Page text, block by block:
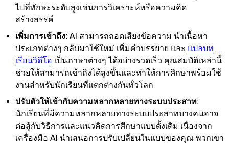
ไปที่ทักษะระดับสูงเช่นการวิเคราะห์หรือความคิด
สร้างสรรค์
เพิ่มการเข้าถึง: AI สามารถถอดเสียงข้อความ นําเนื้อหา
ประเภทต่างๆ กลับมาใช้ใหม่ เพิ่มคําบรรยาย และ แปลบท
เรียนวิดีโอ เป็นภาษาต่างๆ ได้อย่างรวดเร็ว คุณสมบัติเหล่านี้
ช่วยให้สามารถเข้าถึงได้สูงขึ้นและทําให้การศึกษาพร้อมใช้
งานสําหรับนักเรียนที่แตกต่างกันทั่วโลก
ปรับตัวให้เข้ากับความหลากหลายทางระบบประสาท:
นักเรียนที่มีความหลากหลายทางระบบประสาทบางคนอาจ
ต่อสู้กับวิธีการและแนวคิดการศึกษาแบบดั้งเดิม เนื่องจาก
เครื่องมือ AI นําเสนอการปรับเปลี่ยนในแบบของคุณ พวกเขา